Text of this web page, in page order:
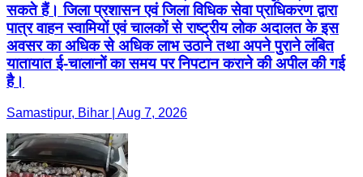
सकते हैं। जिला प्रशासन एवं जिला विधिक सेवा प्राधिकरण द्वारा
पात्र वाहन स्वामियों एवं चालकों से राष्ट्रीय लोक अदालत के इस
अवसर का अधिक से अधिक लाभ उठाने तथा अपने पुराने लंबित
यातायात ई-चालानों का समय पर निपटान कराने की अपील की गई
है।
Samastipur, Bihar | Aug 7, 2026